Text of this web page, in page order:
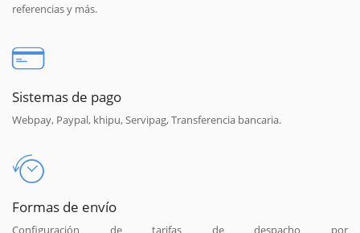
referencias y más.
Sistemas de pago
Webpay, Paypal, khipu, Servipag, Transferencia bancaria.
Formas de envío
Configuración de tarifas de despacho por